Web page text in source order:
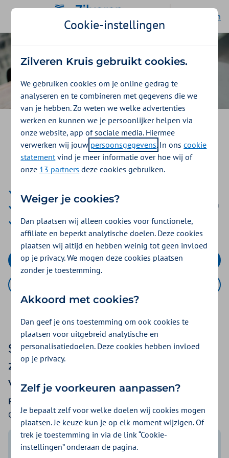
Ga naar de homepage
English
Je zorgverzekering via Rhine
Amsterdam Opco B.V. en
gelieerde ondernemingen
Korting op de premie van de aanvullende verzekeringen
Vergoedingen om aan de slag te gaan met jouw
gezondheid
Sluit direct af
Speciaal voor jou: een
zorgverzekering met veel
voordeel
Rhine Amsterdam Opco BV
Collectiviteitnummer: 207087676
Voordelige basispremie
Cookie-instellingen
Zilveren Kruis gebruikt cookies.
We gebruiken cookies om je online gedrag te
analyseren en te combineren met gegevens die we
van je hebben. Zo weten we welke advertenties
werken en kunnen we je persoonlijker helpen via
onze website, app of sociale media. Hiermee
verwerken wij jouw persoonsgegevens. In onscookie
statementvind je meer informatie over hoe wij of
onze 13 partners deze cookies gebruiken.
Weiger je cookies?
Dan plaatsen wij alleen cookies voor functionele,
affiliate en beperkt analytische doelen. Deze cookies
plaatsen wij altijd en hebben weinig tot geen invloed
op je privacy. We mogen deze cookies plaatsen
zonder je toestemming.
Akkoord met cookies?
Dan geef je ons toestemming om ook cookies te
plaatsen voor uitgebreid analytische en
personalisatiedoelen. Deze cookies hebben invloed
op je privacy.
Zelf je voorkeuren aanpassen?
Je bepaalt zelf voor welke doelen wij cookies mogen
plaatsen. Je keuze kun je op elk moment wijzigen. Of
trek je toestemming in via de link “Cookie-
instellingen” onderaan de pagina.